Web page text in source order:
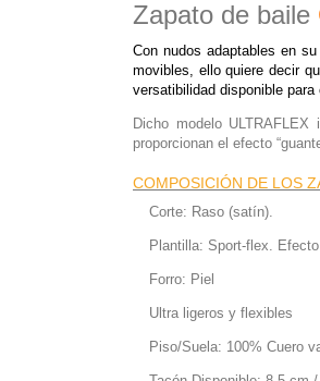
Zapato de baile
Con nudos adaptables en
movibles, ello quiere decir
versatibilidad disponible
Dicho modelo
proporcionan el efecto
COMPOSICIÓN DE LOS
Corte: Raso (satín).
Plantilla: Sport-flex.
Forro: Piel
Ultra ligeros y flexibles
Piso/Suela: 100% Cuero